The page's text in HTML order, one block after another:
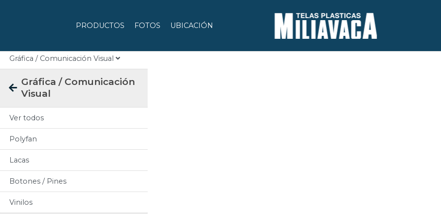
PRODUCTOS FOTOS UBICACIÓN
Gráfica / Comunicación Visual
Gráfica / Comunicación
Visual
Ver todos
Polyfan
Lacas
Botones / Pines
Vinilos